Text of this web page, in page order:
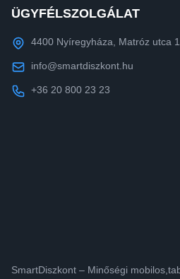
ÜGYFÉLSZOLGÁLAT
4400 Nyíregyháza, Matróz utca
info@smartdiszkont.hu
+36 20 800 23 23
SmartDiszkont – Minőségi